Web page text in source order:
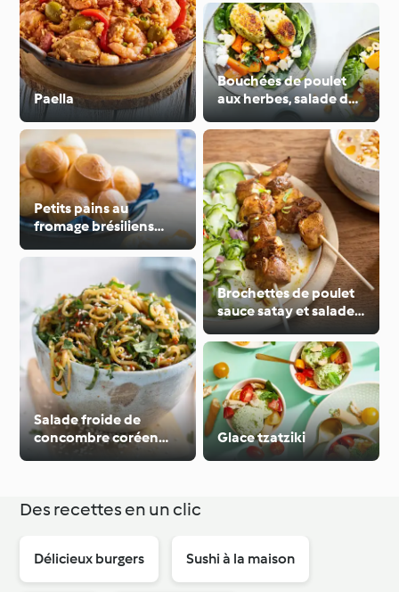
Paella
Petits pains au
fromage brésiliens
(Pão de queijo)
Salade froide de
concombre coréen
spiralée
Bouchées de poulet
aux herbes, salade de
carottes à la feta
Brochettes de poulet
sauce satay et salade
de concombres
Glace tzatziki
Des recettes en un clic
Délicieux burgers Sushi à la maison